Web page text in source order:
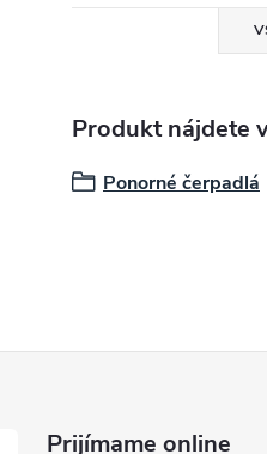
Produkt nájdete
Ponorné čerpadlá
Prijímame online